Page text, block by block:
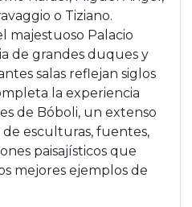
o Tiziano.
majestuoso Palacio
de grandes duques y
salas reflejan siglos
la experiencia
de Bóboli, un extenso
esculturas, fuentes,
paisajísticos que
mejores ejemplos de